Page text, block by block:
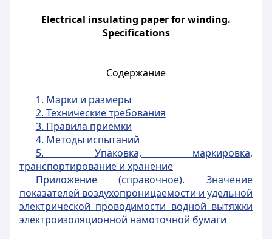
Electrical insulating paper for winding.
Specifications
Содержание
1. Марки и размеры
2. Технические требования
3. Правила приемки
4. Методы испытаний
5. Упаковка, маркировка,
транспортирование и хранение
Приложение (справочное). Значение
показателей воздухопроницаемости и удельной
электрической проводимости водной вытяжки
электроизоляционной намоточной бумаги